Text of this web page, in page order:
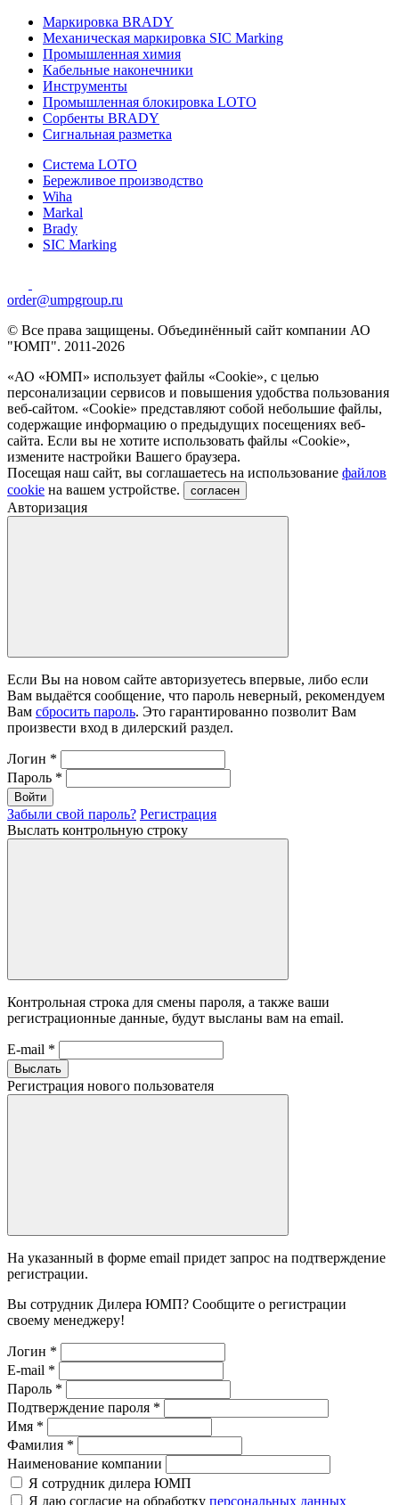
Маркировка BRADY
Механическая маркировка SIC Marking
Промышленная химия
Кабельные наконечники
Инструменты
Промышленная блокировка LOTO
Сорбенты BRADY
Сигнальная разметка
Система LOTO
Бережливое производство
Wiha
Markal
Brady
SIC Marking
order@umpgroup.ru
© Все права защищены. Объединённый сайт компании АО
"ЮМП". 2011-2026
«АО «ЮМП» использует файлы «Сookie», с целью
персонализации сервисов и повышения удобства пользования
веб-сайтом. «Cookie» представляют собой небольшие файлы,
содержащие информацию о предыдущих посещениях веб-
сайта. Если вы не хотите использовать файлы «Сookie»,
измените настройки Вашего браузера.
Посещая наш сайт, вы соглашаетесь на использование файлов
cookie на вашем устройстве. согласен
Авторизация
Если Вы на новом сайте авторизуетесь впервые, либо если
Вам выдаётся сообщение, что пароль неверный, рекомендуем
Вам сбросить пароль. Это гарантированно позволит Вам
произвести вход в дилерский раздел.
Логин *
Пароль *
Войти
Забыли свой пароль? Регистрация
Выслать контрольную строку
Контрольная строка для смены пароля, а также ваши
регистрационные данные, будут высланы вам на email.
E-mail *
Выслать
Регистрация нового пользователя
На указанный в форме email придет запрос на подтверждение
регистрации.
Вы сотрудник Дилера ЮМП? Сообщите о регистрации
своему менеджеру!
Логин *
E-mail *
Пароль *
Подтверждение пароля *
Имя *
Фамилия *
Наименование компании
Я сотрудник дилера ЮМП
Я даю согласие на обработку персональных данных